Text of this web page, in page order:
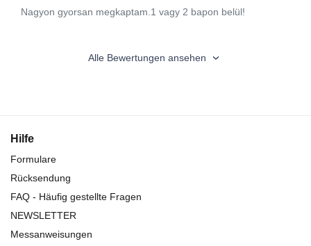
Nagyon gyorsan megkaptam.1 vagy 2 bapon belül!
Alle Bewertungen ansehen
Hilfe
Formulare
Rücksendung
FAQ - Häufig gestellte Fragen
NEWSLETTER
Messanweisungen